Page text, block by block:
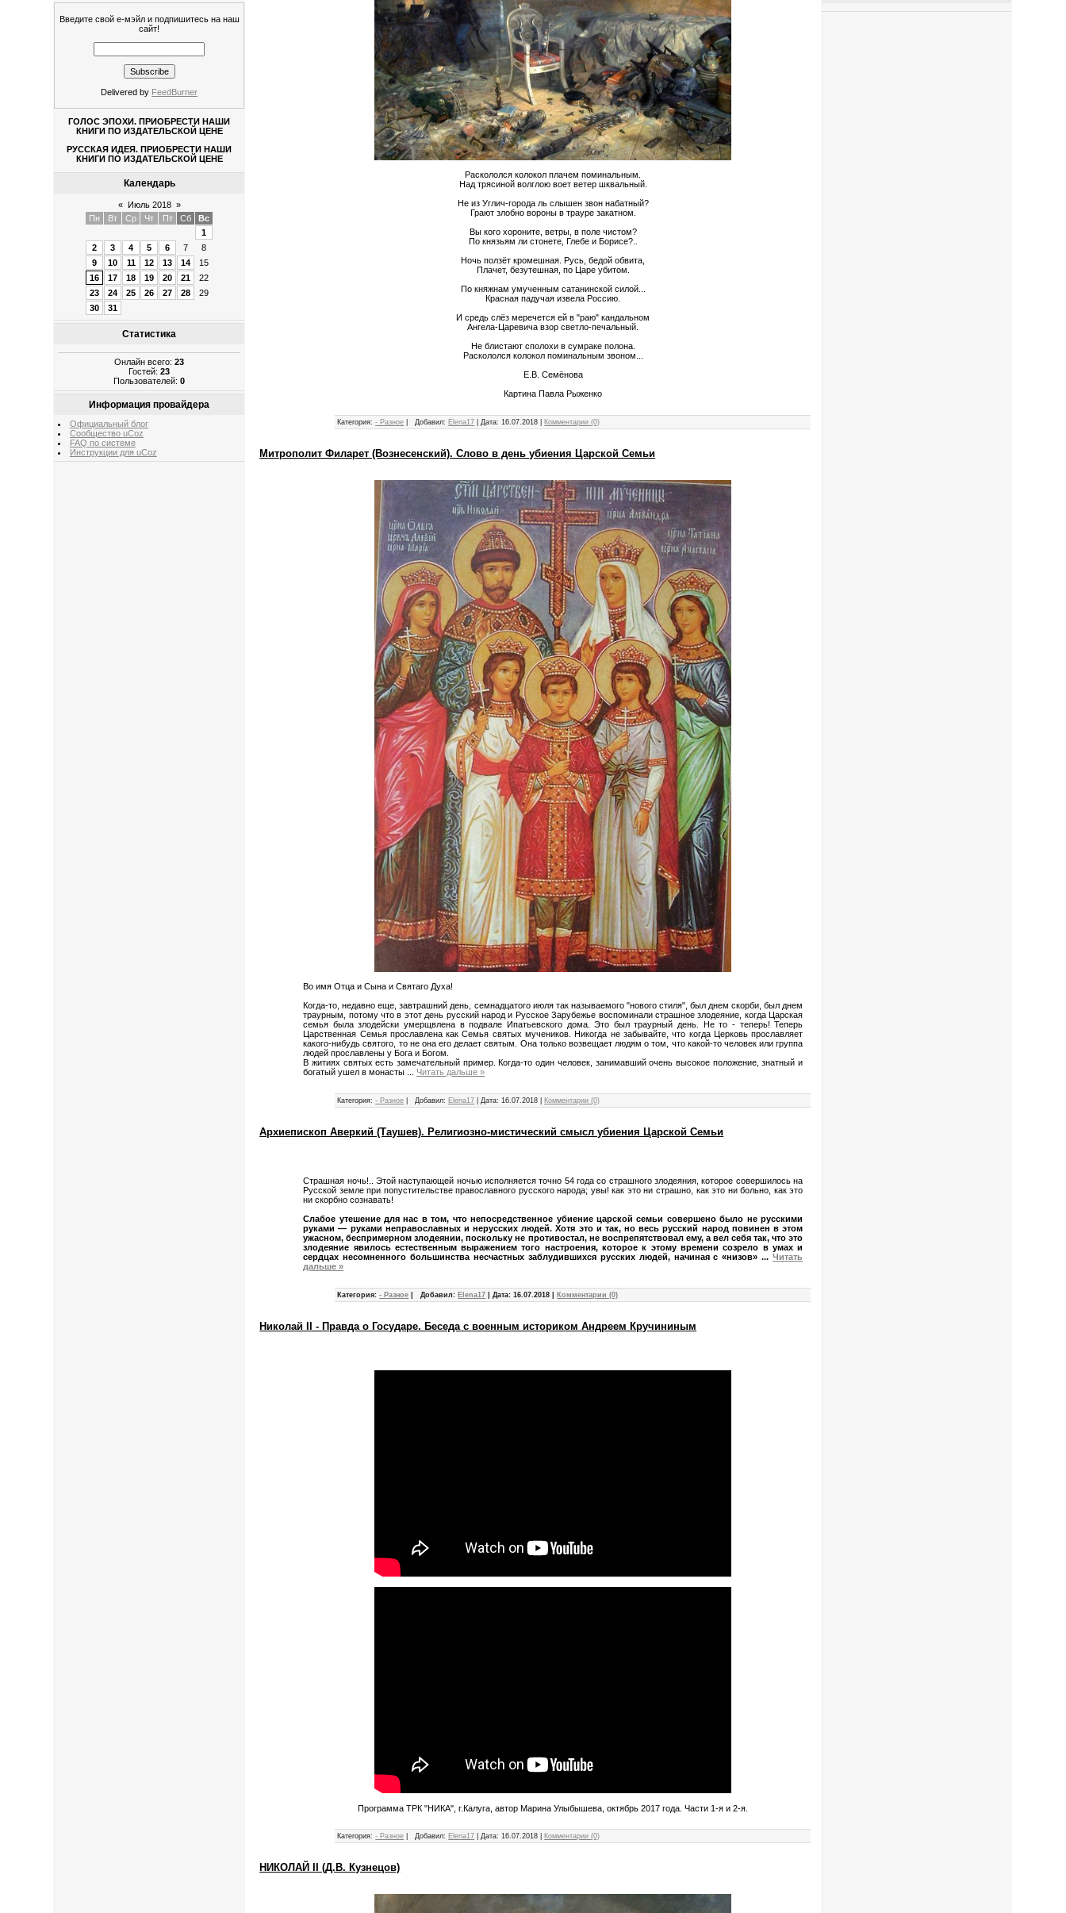
Введите свой е-мэйл и подпишитесь на наш
сайт!
Delivered by FeedBurner
ГОЛОС ЭПОХИ. ПРИОБРЕСТИ НАШИ
КНИГИ ПО ИЗДАТЕЛЬСКОЙ ЦЕНЕ
РУССКАЯ ИДЕЯ. ПРИОБРЕСТИ НАШИ
КНИГИ ПО ИЗДАТЕЛЬСКОЙ ЦЕНЕ
Календарь
« Июль 2018 »
Пн
Вт Ср Чт Пт Сб
Вс
1
2
3 4 5 6 7
8
9
10 11 12 13 14
15
16
17 18 19 20 21
22
23
24 25 26 27 28
29
30
31
Статистика
Онлайн всего:23
Гостей:23
Пользователей:0
Информация провайдера
Официальный блог
Сообщество uCoz
FAQ по системе
Инструкции для uCoz
Раскололся колокол плачем поминальным.
Над трясиной волглою воет ветер шквальный.
Не из Углич-города ль слышен звон набатный?
Грают злобно вороны в трауре закатном.
Вы кого хороните, ветры, в поле чистом?
По князьям ли стонете, Глебе и Борисе?..
Ночь ползёт кромешная. Русь, бедой обвита,
Плачет, безутешная, по Царе убитом.
По княжнам умученным сатанинской силой...
Красная падучая извела Россию.
И средь слёз меречется ей в "раю" кандальном
Ангела-Царевича взор светло-печальный.
Не блистают сполохи в сумраке полона.
Раскололся колокол поминальным звоном...
Е.В. Семёнова
Картина Павла Рыженко
Категория: - Разное Добавил: Elena17 |Дата: 16.07.2018 Комментарии (0)
Митрополит Филарет (Вознесенский). Слово в день убиения Царской Семьи
Во имя Отца и Сына и Святаго Духа!
Когда-то, недавно еще, завтрашний день, семнадцатого июля так называемого "нового стиля", был днем скорби, был днем
траурным, потому что в этот день русский народ и Русское Зарубежье воспоминали страшное злодеяние, когда Царская
семья была злодейски умерщвлена в подвале Ипатьевского дома. Это был траурный день. Не то - теперь! Теперь
Царственная Семья прославлена как Семья святых мучеников. Никогда не забывайте, что когда Церковь прославляет
какого-нибудь святого, то не она его делает святым. Она только возвещает людям о том, что какой-то человек или группа
людей прославлены у Бога и Богом.
В житиях святых есть замечательный пример. Когда-то один человек, занимавший очень высокое положение, знатный и
богатый ушел в монасты ... Читать дальше »
Категория: - Разное Добавил: Elena17 |Дата: 16.07.2018 Комментарии (0)
Архиепископ Аверкий (Таушев). Религиозно-мистический смысл убиения Царской Семьи
Страшная ночь!.. Этой наступающей ночью исполняется точно 54 года со страшного злодеяния, которое совершилось на
Русской земле при попустительстве православного русского народа; увы! как это ни страшно, как это ни больно, как это
ни скорбно сознавать!
Слабое утешение для нас в том, что непосредственное убиение царской семьи совершено было не русскими
руками — руками неправославных и нерусских людей. Хотя это и так, но весь русский народ повинен в этом
ужасном, беспримерном злодеянии, поскольку не противостал, не воспрепятствовал ему, а вел себя так, что это
злодеяние явилось естественным выражением того настроения, которое к этому времени созрело в умах и
сердцах несомненного большинства несчастных заблудившихся русских людей, начиная с «низов»...Читать
дальше »
Категория: - Разное Добавил: Elena17 |Дата: 16.07.2018 Комментарии (0)
Николай II - Правда о Государе. Беседа с военным историком Андреем Кручининым
Программа ТРК "НИКА", г.Калуга, автор Марина Улыбышева, октябрь 2017 года. Части 1-я и 2-я.
Категория: - Разное Добавил: Elena17 |Дата: 16.07.2018 Комментарии (0)
НИКОЛАЙ II (Д.В. Кузнецов)